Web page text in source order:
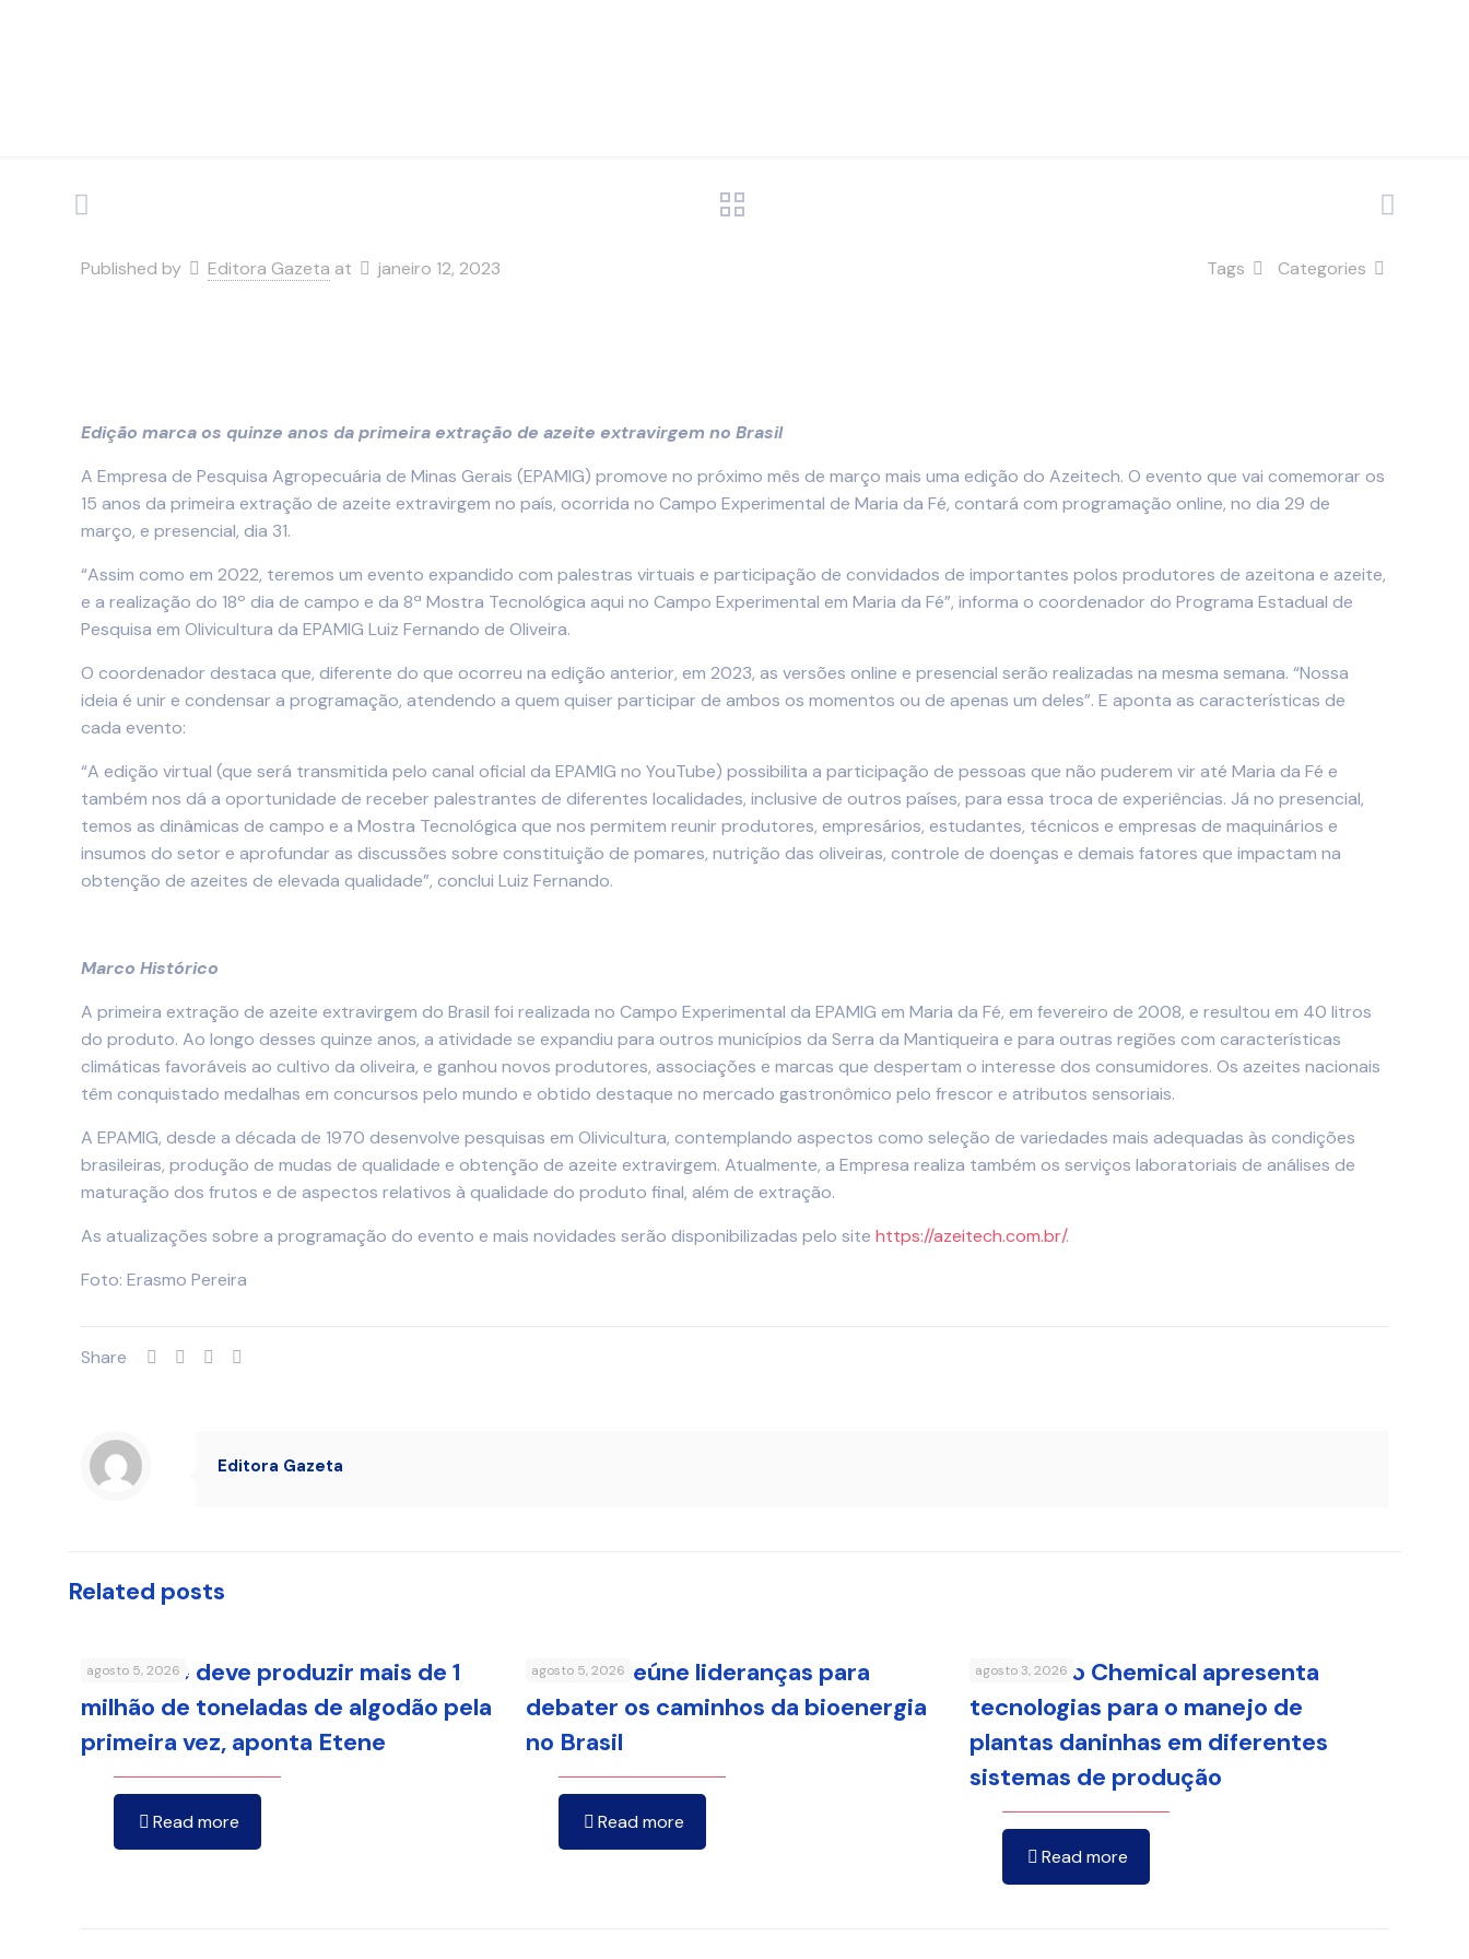
Published by Editora Gazeta at janeiro 12, 2023 Categories
Tags
Edição marca os quinze anos da primeira extração de azeite extravirgem no Brasil
A Empresa de Pesquisa Agropecuária de Minas Gerais (EPAMIG) promove no próximo mês de março mais uma edição do Azeitech. O evento que vai comemorar os
15 anos da primeira extração de azeite extravirgem no país, ocorrida no Campo Experimental de Maria da Fé, contará com programação online, no dia 29 de
março, e presencial, dia 31.
“Assim como em 2022, teremos um evento expandido com palestras virtuais e participação de convidados de importantes polos produtores de azeitona e azeite,
e a realização do 18º dia de campo e da 8ª Mostra Tecnológica aqui no Campo Experimental em Maria da Fé”, informa o coordenador do Programa Estadual de
Pesquisa em Olivicultura da EPAMIG Luiz Fernando de Oliveira.
O coordenador destaca que, diferente do que ocorreu na edição anterior, em 2023, as versões online e presencial serão realizadas na mesma semana. “Nossa
ideia é unir e condensar a programação, atendendo a quem quiser participar de ambos os momentos ou de apenas um deles”. E aponta as características de
cada evento:
“A edição virtual (que será transmitida pelo canal oficial da EPAMIG no YouTube) possibilita a participação de pessoas que não puderem vir até Maria da Fé e
também nos dá a oportunidade de receber palestrantes de diferentes localidades, inclusive de outros países, para essa troca de experiências. Já no presencial,
temos as dinâmicas de campo e a Mostra Tecnológica que nos permitem reunir produtores, empresários, estudantes, técnicos e empresas de maquinários e
insumos do setor e aprofundar as discussões sobre constituição de pomares, nutrição das oliveiras, controle de doenças e demais fatores que impactam na
obtenção de azeites de elevada qualidade”, conclui Luiz Fernando.
Marco Histórico
A primeira extração de azeite extravirgem do Brasil foi realizada no Campo Experimental da EPAMIG em Maria da Fé, em fevereiro de 2008, e resultou em 40 litros
do produto. Ao longo desses quinze anos, a atividade se expandiu para outros municípios da Serra da Mantiqueira e para outras regiões com características
climáticas favoráveis ao cultivo da oliveira, e ganhou novos produtores, associações e marcas que despertam o interesse dos consumidores. Os azeites nacionais
têm conquistado medalhas em concursos pelo mundo e obtido destaque no mercado gastronômico pelo frescor e atributos sensoriais.
A EPAMIG, desde a década de 1970 desenvolve pesquisas em Olivicultura, contemplando aspectos como seleção de variedades mais adequadas às condições
brasileiras, produção de mudas de qualidade e obtenção de azeite extravirgem. Atualmente, a Empresa realiza também os serviços laboratoriais de análises de
maturação dos frutos e de aspectos relativos à qualidade do produto final, além de extração.
As atualizações sobre a programação do evento e mais novidades serão disponibilizadas pelo sitehttps://azeitech.com.br/.
Foto: Erasmo Pereira
Share
Editora Gazeta
Related posts
agosto 5, 2026
Nordeste deve produzir mais de 1
milhão de toneladas de algodão pela
primeira vez, aponta Etene
Read more
agosto 5, 2026
FenaBio reúne lideranças para
debater os caminhos da bioenergia
no Brasil
Read more
agosto 3, 2026
Sumitomo Chemical apresenta
tecnologias para o manejo de
plantas daninhas em diferentes
sistemas de produção
Read more